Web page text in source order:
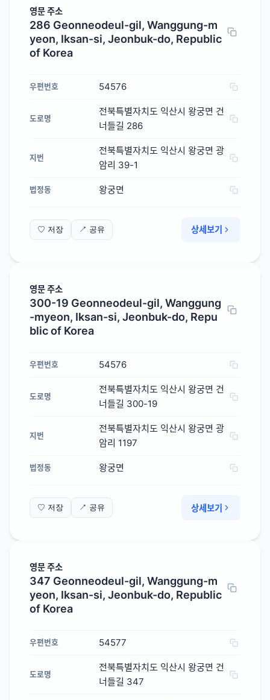
영문 주소
286 Geonneodeul-gil, Wanggung-m
yeon, Iksan-si, Jeonbuk-do, Republic
of Korea
우편번호 54576
도로명
전북특별자치도 익산시 왕궁면 건
너들길 286
지번
전북특별자치도 익산시 왕궁면 광
암리 39-1
법정동 왕궁면
♡ 저장 ↗ 공유 상세보기
영문 주소
300-19 Geonneodeul-gil, Wanggung
-myeon, Iksan-si, Jeonbuk-do, Repu
blic of Korea
우편번호 54576
도로명
전북특별자치도 익산시 왕궁면 건
너들길 300-19
지번
전북특별자치도 익산시 왕궁면 광
암리 1197
법정동 왕궁면
♡ 저장 ↗ 공유 상세보기
영문 주소
347 Geonneodeul-gil, Wanggung-m
yeon, Iksan-si, Jeonbuk-do, Republic
of Korea
우편번호 54577
도로명
전북특별자치도 익산시 왕궁면 건
너들길 347